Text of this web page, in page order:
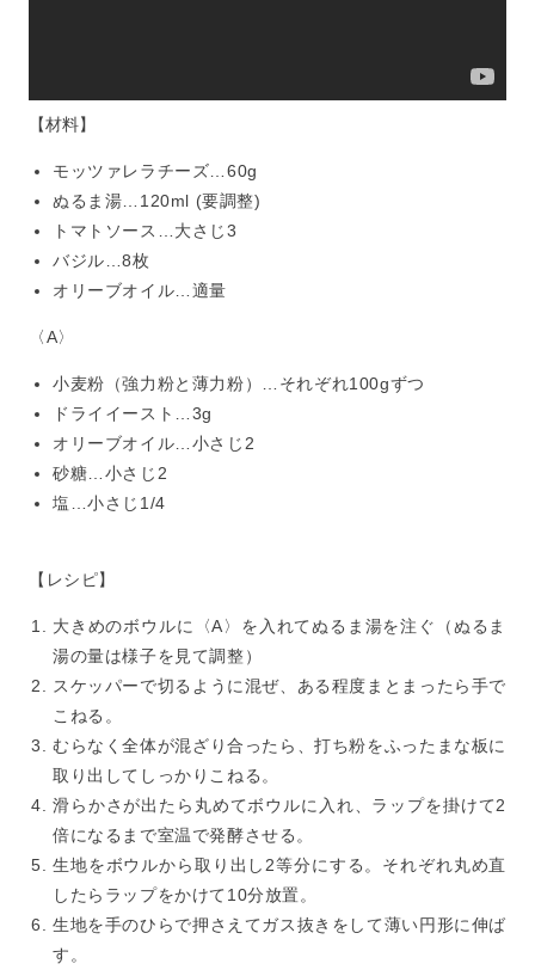
【材料】
モッツァレラチーズ…60g
ぬるま湯…120ml (要調整)
トマトソース…大さじ3
バジル…8枚
オリーブオイル…適量
〈A〉
小麦粉（強力粉と薄力粉）…それぞれ100gずつ
ドライイースト…3g
オリーブオイル…小さじ2
砂糖…小さじ2
塩…小さじ1/4
【レシピ】
大きめのボウルに〈A〉を入れてぬるま湯を注ぐ（ぬるま
湯の量は様子を見て調整）
スケッパーで切るように混ぜ、ある程度まとまったら手で
こねる。
むらなく全体が混ざり合ったら、打ち粉をふったまな板に
取り出してしっかりこねる。
滑らかさが出たら丸めてボウルに入れ、ラップを掛けて2
倍になるまで室温で発酵させる。
生地をボウルから取り出し2等分にする。それぞれ丸め直
したらラップをかけて10分放置。
生地を手のひらで押さえてガス抜きをして薄い円形に伸ば
す。